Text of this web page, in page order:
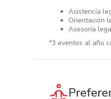
Asistencia
Orientación
Asesoría
*3 eventos al año